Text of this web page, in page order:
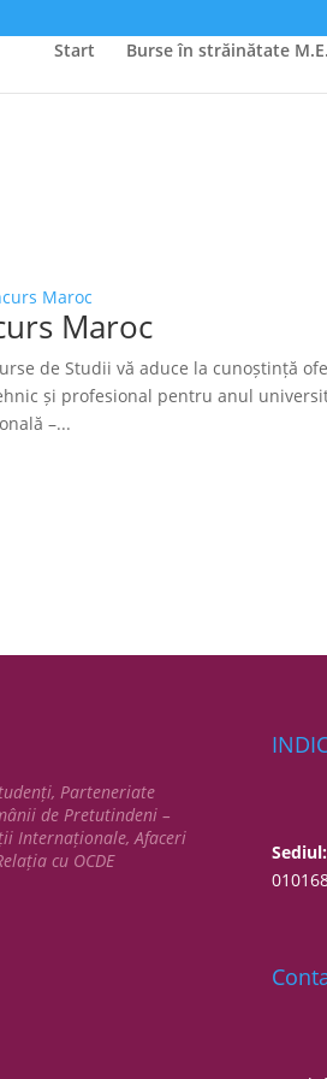
Start Burse în străinătate
Maroc
de Studii vă aduce la cunoștință
și profesional pentru anul
–...
Parteneriate
de Pretutindeni –
Internaționale, Afaceri
cu OCDE
Sediul: